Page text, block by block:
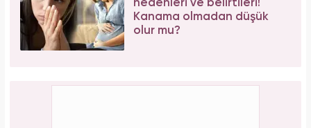
nedenleri ve belirtileri!
Kanama olmadan düşük
olur mu?